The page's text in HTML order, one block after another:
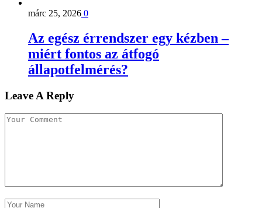
márc 25, 2026 0
Az egész érrendszer egy kézben –
miért fontos az átfogó
állapotfelmérés?
Leave A Reply